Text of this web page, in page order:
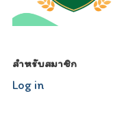
สำหรับสมาชิก
Log in